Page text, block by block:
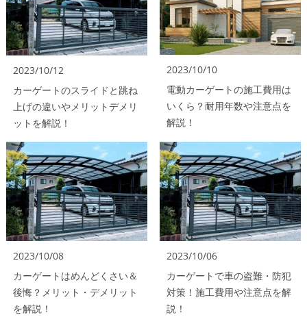
2023/10/12
カーゲートのスライドと跳ね
上げの違いやメリットデメリ
ットを解説！
2023/10/10
電動カーゲートの施工費用は
いくら？耐用年数や注意点を
解説！
2023/10/08
カーゲートはめんどくさい＆
後悔？メリット・デメリット
を解説！
2023/10/06
カーゲートで車の盗難・防犯
対策！施工費用や注意点を解
説！